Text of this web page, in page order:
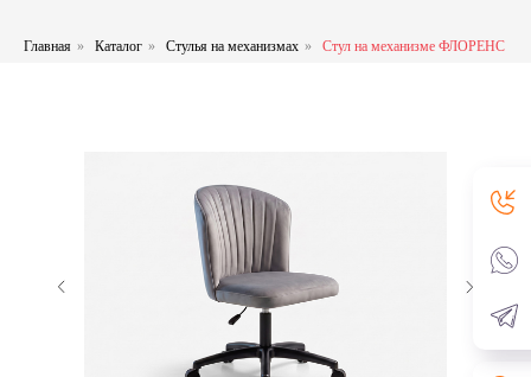
Главная » Каталог » Стулья на механизмах » Стул на механизме ФЛОРЕНС